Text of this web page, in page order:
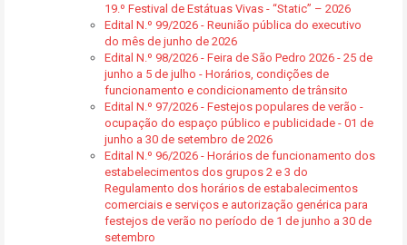
19.º Festival de Estátuas Vivas - “Static” – 2026
Edital N.º 99/2026 - Reunião pública do executivo
do mês de junho de 2026
Edital N.º 98/2026 - Feira de São Pedro 2026 - 25 de
junho a 5 de julho - Horários, condições de
funcionamento e condicionamento de trânsito
Edital N.º 97/2026 - Festejos populares de verão -
ocupação do espaço público e publicidade - 01 de
junho a 30 de setembro de 2026
Edital N.º 96/2026 - Horários de funcionamento dos
estabelecimentos dos grupos 2 e 3 do
Regulamento dos horários de estabalecimentos
comerciais e serviços e autorização genérica para
festejos de verão no período de 1 de junho a 30 de
setembro